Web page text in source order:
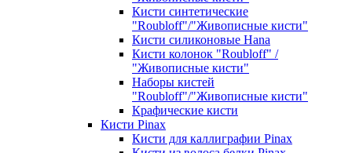
Кисти синтетические
"Roubloff"/"Живописные кисти"
Кисти силиконовые Hana
Кисти колонок "Roubloff" /
"Живописные кисти"
Наборы кистей
"Roubloff"/"Живописные кисти"
Крафические кисти
Кисти Pinax
Кисти для каллиграфии Pinax